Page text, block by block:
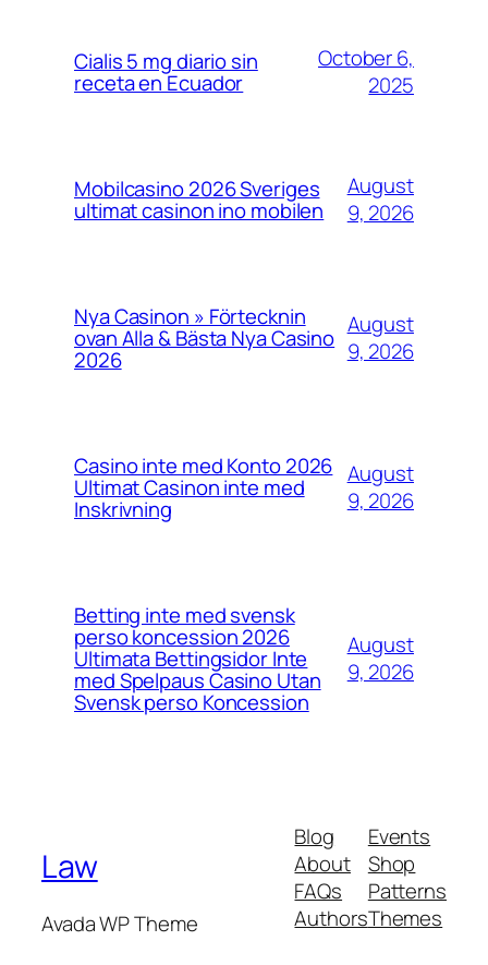
Cialis 5 mg diario sin
receta en Ecuador
October 6,
2025
Mobilcasino 2026️ Sveriges
ultimat casinon ino mobilen
August
9, 2026
Nya Casinon » Förtecknin
ovan Alla & Bästa Nya Casino
2026
August
9, 2026
Casino inte med Konto 2026
Ultimat Casinon inte med
Inskrivning
August
9, 2026
Betting inte med svensk
perso koncession 2026
Ultimata Bettingsidor Inte
med Spelpaus Casino Utan
Svensk perso Koncession
August
9, 2026
Law
Avada WP Theme
Blog
About
FAQs
Authors
Events
Shop
Patterns
Themes